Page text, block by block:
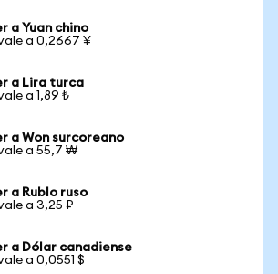
a Yuan chino
a 0,2667 ¥
a Lira turca
a 1,89 ₺
a Won surcoreano
a 55,7 ₩
a Rublo ruso
a 3,25 ₽
a Dólar canadiense
a 0,0551 $